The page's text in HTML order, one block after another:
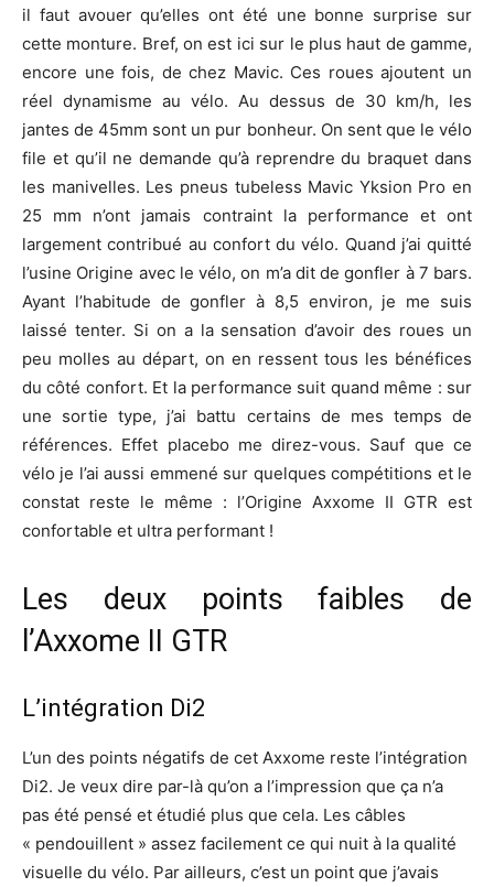
il faut avouer qu’elles ont été une bonne surprise sur
cette monture. Bref, on est ici sur le plus haut de gamme,
encore une fois, de chez Mavic. Ces roues ajoutent un
réel dynamisme au vélo. Au dessus de 30 km/h, les
jantes de 45mm sont un pur bonheur. On sent que le vélo
file et qu’il ne demande qu’à reprendre du braquet dans
les manivelles. Les pneus tubeless Mavic Yksion Pro en
25 mm n’ont jamais contraint la performance et ont
largement contribué au confort du vélo. Quand j’ai quitté
l’usine Origine avec le vélo, on m’a dit de gonfler à 7 bars.
Ayant l’habitude de gonfler à 8,5 environ, je me suis
laissé tenter. Si on a la sensation d’avoir des roues un
peu molles au départ, on en ressent tous les bénéfices
du côté confort. Et la performance suit quand même : sur
une sortie type, j’ai battu certains de mes temps de
références. Effet placebo me direz-vous. Sauf que ce
vélo je l’ai aussi emmené sur quelques compétitions et le
constat reste le même : l’Origine Axxome II GTR est
confortable et ultra performant !
Les deux points faibles de
l’Axxome II GTR
L’intégration Di2
L’un des points négatifs de cet Axxome reste l’intégration
Di2. Je veux dire par-là qu’on a l’impression que ça n’a
pas été pensé et étudié plus que cela. Les câbles
« pendouillent » assez facilement ce qui nuit à la qualité
visuelle du vélo. Par ailleurs, c’est un point que j’avais